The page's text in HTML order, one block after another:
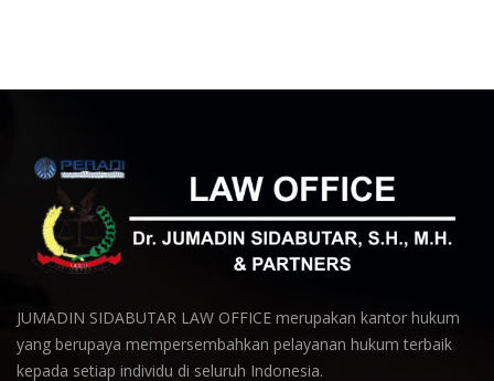
JUMADIN SIDABUTAR LAW OFFICE merupakan kantor hukum
yang berupaya mempersembahkan pelayanan hukum terbaik
kepada setiap individu di seluruh Indonesia.